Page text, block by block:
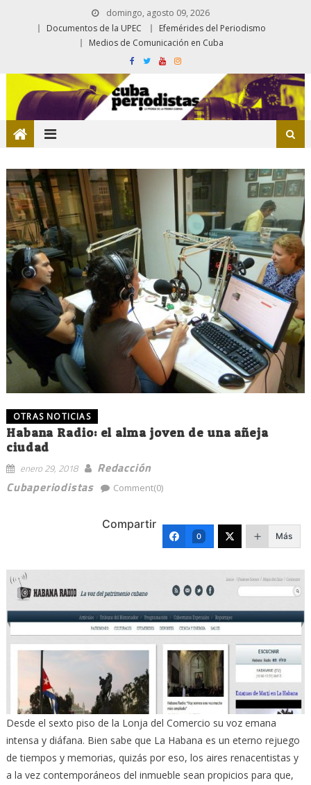
domingo, agosto 09, 2026
Documentos de la UPEC
Efemérides del Periodismo
Medios de Comunicación en Cuba
OTRAS NOTICIAS
Habana Radio: el alma joven de una añeja
ciudad
enero 29, 2018
Redacción
Cubaperiodistas
Comment(0)
Compartir
0 Más
Desde el sexto piso de la Lonja del Comercio su voz emana
intensa y diáfana. Bien sabe que La Habana es un eterno rejuego
de tiempos y memorias, quizás por eso, los aires renacentistas y
a la vez contemporáneos del inmueble sean propicios para que,